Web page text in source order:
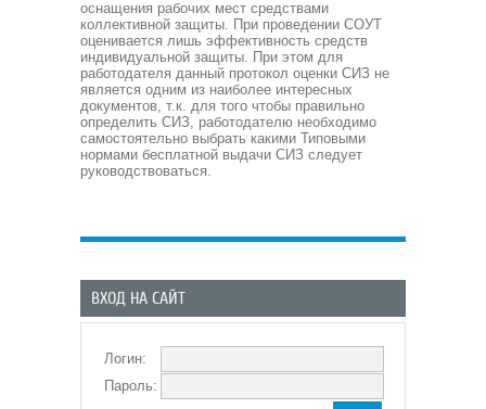
оснащения рабочих мест средствами
коллективной защиты. При проведении СОУТ
оценивается лишь эффективность средств
индивидуальной защиты. При этом для
работодателя данный протокол оценки СИЗ не
является одним из наиболее интересных
документов, т.к. для того чтобы правильно
определить СИЗ, работодателю необходимо
самостоятельно выбрать какими Типовыми
нормами бесплатной выдачи СИЗ следует
руководствоваться.
ВХОД НА САЙТ
Логин:
Пароль: